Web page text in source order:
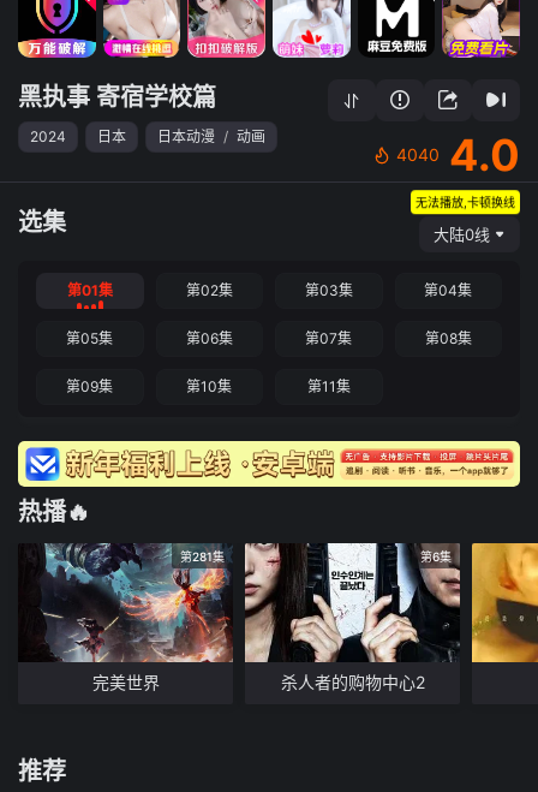
黑执事 寄宿学校篇
2024 日本 日本动漫 / 动画
4040 4.0
选集
无法播放,卡顿换线
大陆0线
第01集 第02集 第03集 第04集
第05集 第06集 第07集 第08集
第09集 第10集 第11集
热播🔥
第281集
完美世界
第6集
杀人者的购物中心2
推荐